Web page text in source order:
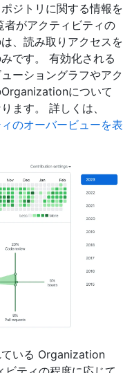
ジトリに関する情報を
者がアクティビティの
、読み取りアクセスを
です。 有効化される
ーショングラフやアク
について
ます。 詳しくは、
のオーバービューを表
ている Organization